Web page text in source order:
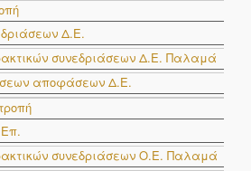
Δ.Ε.
συνεδριάσεων Δ.E. Παλαμά
αποφάσεων Δ.Ε.
συνεδριάσεων Ο.E. Παλαμά